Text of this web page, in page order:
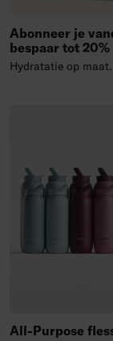
Abonneer je
bespaar tot 20%
Hydratatie op maat.
All-Purpose